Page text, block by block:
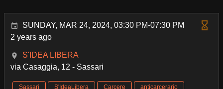
SUNDAY, MAR 24, 2024, 03:30 PM-07:30 PM
2 years ago
S'IDEA LIBERA
via Casaggia, 12 - Sassari
Sassari S'IdeaLibera Carcere
anticarcerario